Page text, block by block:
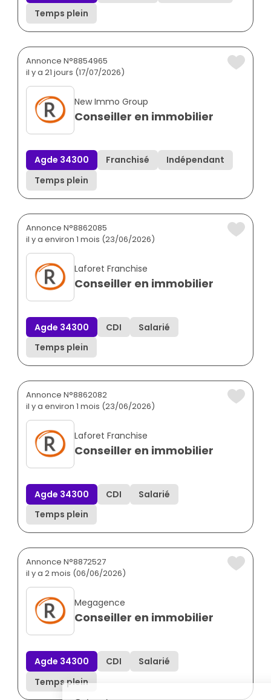
Temps plein
Annonce N°8854965
il y a 21 jours (17/07/2026)
New Immo Group
Conseiller en immobilier
Agde 34300 Franchisé
Indépendant
Temps plein
Annonce N°8862085
il y a environ 1 mois (23/06/2026)
Laforet Franchise
Conseiller en immobilier
Agde 34300 CDI
Salarié
Temps plein
Annonce N°8862082
il y a environ 1 mois (23/06/2026)
Laforet Franchise
Conseiller en immobilier
Agde 34300 CDI
Salarié
Temps plein
Annonce N°8872527
il y a 2 mois (06/06/2026)
Megagence
Conseiller en immobilier
Agde 34300 CDI
Salarié
Temps plein